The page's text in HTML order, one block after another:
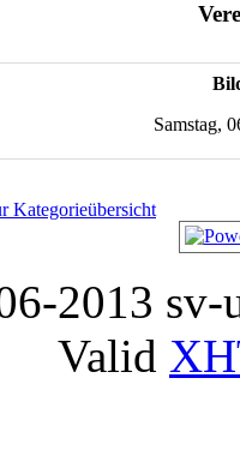
Samstag,
Kategorieübersicht
2013
Valid